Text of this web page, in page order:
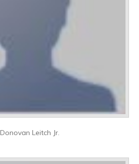
Donovan Leitch Jr.